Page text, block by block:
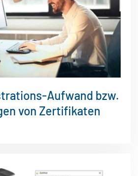
Aufwand bzw.
von Zertifikaten